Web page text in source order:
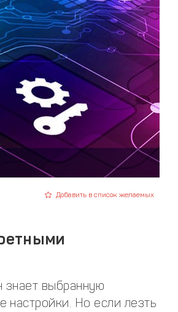
Добавить в список желаемых
знает выбранную
настройки. Но если лезть